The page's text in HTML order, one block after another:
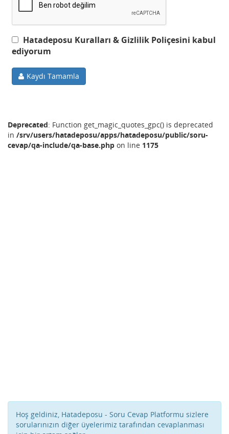
Hatadeposu Kuralları & Gizlilik Poliçesini kabul
ediyorum
Kaydı Tamamla
Deprecated: Function get_magic_quotes_gpc() is deprecated
in /srv/users/hatadeposu/apps/hatadeposu/public/soru-
cevap/qa-include/qa-base.php on line 1175
Hoş geldiniz, Hatadeposu - Soru Cevap Platformu sizlere
sorularınızın diğer üyelerimiz tarafından cevaplanması